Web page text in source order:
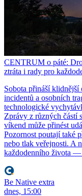
CENTRUM o páté:
ztráta i rady pro
Sobota přináší klidnější
incidentů a osobních
technologické
Zprávy z různých částí
víkend může přinést
Pozornost poutají také
nebo tlak veřejnosti. A
každodenního života —
Be Native extra
dnes, 15:00